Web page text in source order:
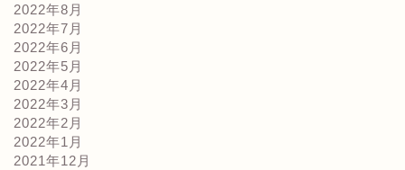
2022年8月
2022年7月
2022年6月
2022年5月
2022年4月
2022年3月
2022年2月
2022年1月
2021年12月